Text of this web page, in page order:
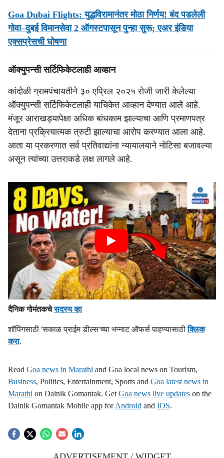
Goa Dubai Flights: युद्धविरामानंतर मोठा निर्णय! बंद पडलेली
गोवा–दुबई विमानसेवा 2 ऑगस्टपासून पुन्हा सुरू; एअर इंडिया
एक्सप्रेसची घोषणा
ऑक्युपन्सी सर्टिफिकेटलाही आव्हान
कांदोळी ग्रामपंचायतीने ३० एप्रिल २०२५ रोजी जारी केलेल्या
ऑक्युपन्सी सर्टिफिकेटलाही याचिकेत आव्हान देण्यात आले आहे.
मंजूर आराखड्यापेक्षा अधिक बांधकाम झाल्याचा आणि प्रमाणपत्र
देताना प्रक्रियात्मक त्रुटी झाल्याचा आरोप करण्यात आला आहे.
आता या प्रकरणात सर्व प्रतिवाद्यांना न्यायालयाने नोटिसा बजावल्या
असून त्यांच्या उत्तराकडे लक्ष लागले आहे.
दैनिक गोमंतकचेसदस्य व्हा
शॉपिंगसाठी 'सकाळ प्राईम डील्स'च्या भन्नाट ऑफर्स पाहण्यासाठीक्लिक
करा.
Read Goa news in Marathi and Goa local news on Tourism,
Business, Politics, Entertainment, Sports and Goa latest news in
Marathi on Dainik Gomantak. Get Goa news live updates on the
Dainik Gomantak Mobile app forAndroid and IOS.